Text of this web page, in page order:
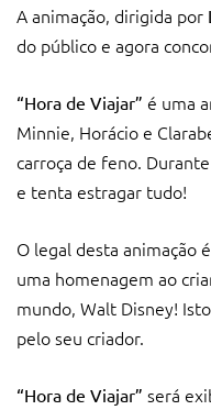
A animação, dirigida por
do público e agora
“Hora de Viajar” é uma
Minnie, Horácio e
carroça de feno.
e tenta estragar tudo!
O legal desta animação
uma homenagem ao
mundo, Walt Disney!
pelo seu criador.
“Hora de Viajar” será